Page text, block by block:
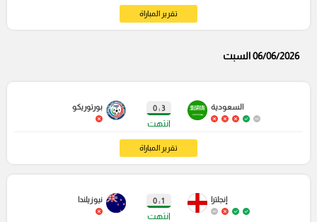
تقرير المباراة
06/06/2026 السبت
السعودية 3 : 0
انتهت
بورتوريكو
تقرير المباراة
إنجلترا 1 : 0
انتهت
نيوزيلندا